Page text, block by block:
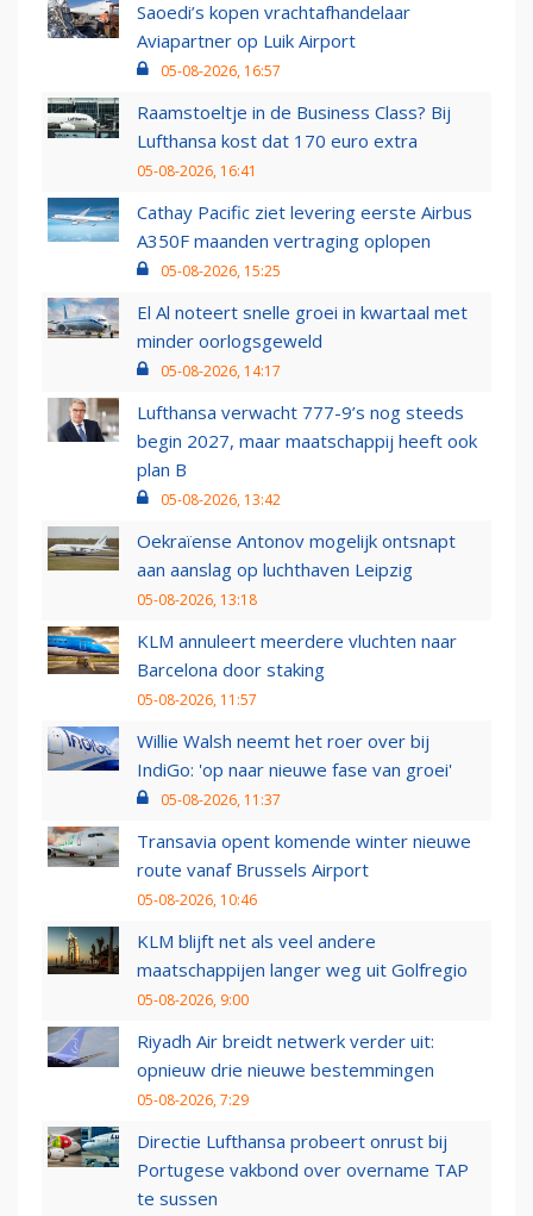
Saoedi’s kopen vrachtafhandelaar
Aviapartner op Luik Airport
05-08-2026, 16:57
Raamstoeltje in de Business Class? Bij
Lufthansa kost dat 170 euro extra
05-08-2026, 16:41
Cathay Pacific ziet levering eerste Airbus
A350F maanden vertraging oplopen
05-08-2026, 15:25
El Al noteert snelle groei in kwartaal met
minder oorlogsgeweld
05-08-2026, 14:17
Lufthansa verwacht 777-9’s nog steeds
begin 2027, maar maatschappij heeft ook
plan B
05-08-2026, 13:42
Oekraïense Antonov mogelijk ontsnapt
aan aanslag op luchthaven Leipzig
05-08-2026, 13:18
KLM annuleert meerdere vluchten naar
Barcelona door staking
05-08-2026, 11:57
Willie Walsh neemt het roer over bij
IndiGo: 'op naar nieuwe fase van groei'
05-08-2026, 11:37
Transavia opent komende winter nieuwe
route vanaf Brussels Airport
05-08-2026, 10:46
KLM blijft net als veel andere
maatschappijen langer weg uit Golfregio
05-08-2026, 9:00
Riyadh Air breidt netwerk verder uit:
opnieuw drie nieuwe bestemmingen
05-08-2026, 7:29
Directie Lufthansa probeert onrust bij
Portugese vakbond over overname TAP
te sussen